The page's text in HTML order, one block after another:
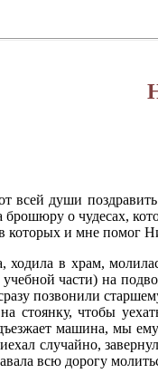
всей души
брошюру о чудесах,
в которых и мне
ходила в храм,
части) на
позвонили
стоянку, чтобы
машина, мы
случайно,
всю дорогу